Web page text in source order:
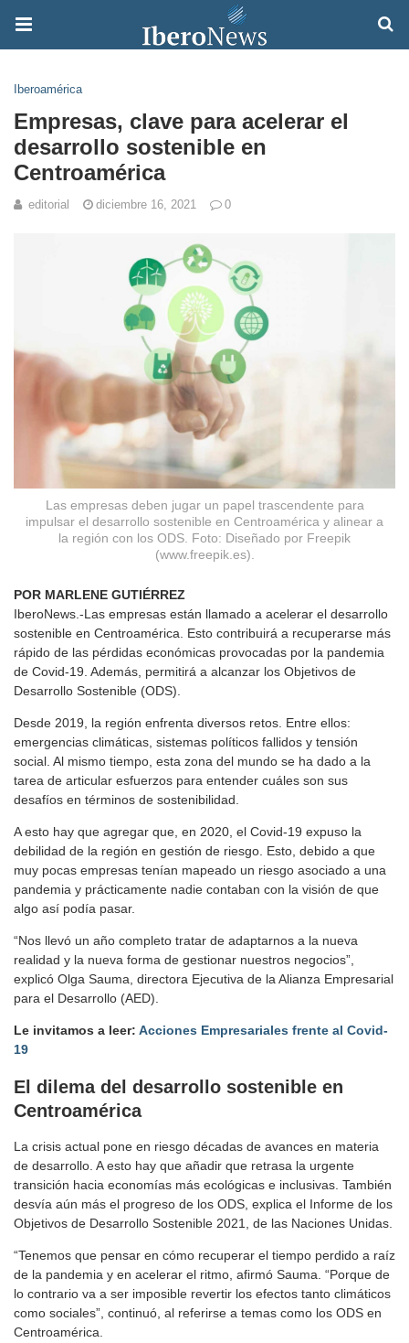
Iberoamérica
Empresas, clave para acelerar el
desarrollo sostenible en
Centroamérica
editorial diciembre 16, 2021 0
Las empresas deben jugar un papel trascendente para
impulsar el desarrollo sostenible en Centroamérica y alinear a
la región con los ODS. Foto: Diseñado por Freepik
(www.freepik.es).
POR MARLENE GUTIÉRREZ
IberoNews.-Las empresas están llamado a acelerar el desarrollo
sostenible en Centroamérica. Esto contribuirá a recuperarse más
rápido de las pérdidas económicas provocadas por la pandemia
de Covid-19. Además, permitirá a alcanzar los Objetivos de
Desarrollo Sostenible (ODS).
Desde 2019, la región enfrenta diversos retos. Entre ellos:
emergencias climáticas, sistemas políticos fallidos y tensión
social. Al mismo tiempo, esta zona del mundo se ha dado a la
tarea de articular esfuerzos para entender cuáles son sus
desafíos en términos de sostenibilidad.
A esto hay que agregar que, en 2020, el Covid-19 expuso la
debilidad de la región en gestión de riesgo. Esto, debido a que
muy pocas empresas tenían mapeado un riesgo asociado a una
pandemia y prácticamente nadie contaban con la visión de que
algo así podía pasar.
“Nos llevó un año completo tratar de adaptarnos a la nueva
realidad y la nueva forma de gestionar nuestros negocios”,
explicó Olga Sauma, directora Ejecutiva de la Alianza Empresarial
para el Desarrollo (AED).
Le invitamos a leer: Acciones Empresariales frente al Covid-
19
El dilema del desarrollo sostenible en
Centroamérica
La crisis actual pone en riesgo décadas de avances en materia
de desarrollo. A esto hay que añadir que retrasa la urgente
transición hacia economías más ecológicas e inclusivas. También
desvía aún más el progreso de los ODS, explica el Informe de los
Objetivos de Desarrollo Sostenible 2021, de las Naciones Unidas.
“Tenemos que pensar en cómo recuperar el tiempo perdido a raíz
de la pandemia y en acelerar el ritmo, afirmó Sauma. “Porque de
lo contrario va a ser imposible revertir los efectos tanto climáticos
como sociales”, continuó, al referirse a temas como los ODS en
Centroamérica.